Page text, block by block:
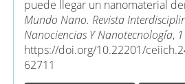
puede llegar un nanomaterial
Mundo Nano. Revista
Nanociencias Y Nanotecnología,
https://doi.org/10.22201/
62711